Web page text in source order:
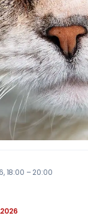
, 18:00 – 20:00